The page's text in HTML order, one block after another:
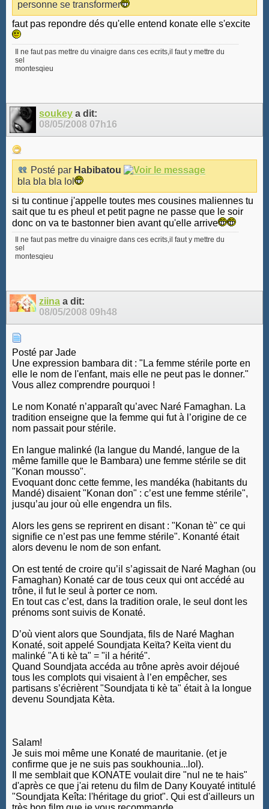
personne se transformer
faut pas repondre dés qu'elle entend konate elle s'excite
Il ne faut pas mettre du vinaigre dans ces ecrits,il faut y mettre du
sel
montesqieu
soukey a dit:
08/05/2008 07h16
Posté par Habibatou
bla bla bla lol
si tu continue j'appelle toutes mes cousines maliennes tu
sait que tu es pheul et petit pagne ne passe que le soir
donc on va te bastonner bien avant qu'elle arrive
Il ne faut pas mettre du vinaigre dans ces ecrits,il faut y mettre du
sel
montesqieu
ziina a dit:
08/05/2008 09h48
Posté par Jade
Une expression bambara dit : "La femme stérile porte en
elle le nom de l'enfant, mais elle ne peut pas le donner."
Vous allez comprendre pourquoi !
Le nom Konaté n’apparaît qu’avec Naré Famaghan. La
tradition enseigne que la femme qui fut à l’origine de ce
nom passait pour stérile.
En langue malinké (la langue du Mandé, langue de la
même famille que le Bambara) une femme stérile se dit
"Konan mousso".
Evoquant donc cette femme, les mandéka (habitants du
Mandé) disaient "Konan don" : c’est une femme stérile",
jusqu’au jour où elle engendra un fils.
Alors les gens se reprirent en disant : "Konan tè" ce qui
signifie ce n’est pas une femme stérile". Konanté était
alors devenu le nom de son enfant.
On est tenté de croire qu’il s’agissait de Naré Maghan (ou
Famaghan) Konaté car de tous ceux qui ont accédé au
trône, il fut le seul à porter ce nom.
En tout cas c’est, dans la tradition orale, le seul dont les
prénoms sont suivis de Konaté.
D’où vient alors que Soundjata, fils de Naré Maghan
Konaté, soit appelé Soundjata Keïta? Keïta vient du
malinké "A ti kè ta" = "il a hérité".
Quand Soundjata accéda au trône après avoir déjoué
tous les complots qui visaient à l’en empêcher, ses
partisans s’écrièrent "Soundjata ti kè ta" était à la longue
devenu Soundjata Kèta.
Salam!
Je suis moi même une Konaté de mauritanie. (et je
confirme que je ne suis pas soukhounia...lol).
Il me semblait que KONATE voulait dire "nul ne te hais"
d'après ce que j'ai retenu du film de Dany Kouyaté intitulé
"Soundjata Keîta: l'héritage du griot". Qui est d'ailleurs un